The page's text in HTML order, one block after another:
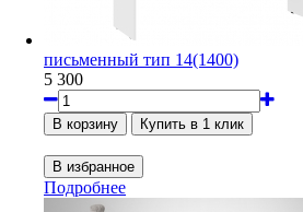
письменный тип 14(1400)
5 300
Подробнее